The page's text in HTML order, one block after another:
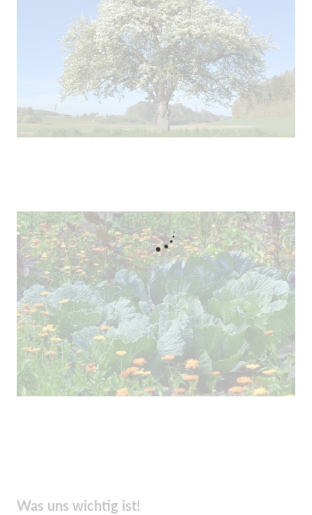
Was uns wichtig ist!